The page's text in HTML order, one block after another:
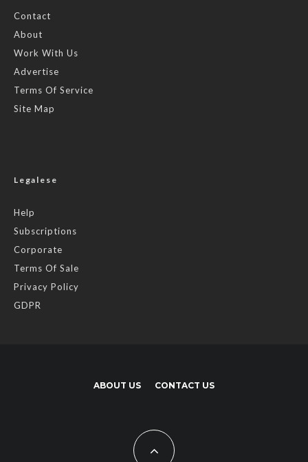
Contact
About
Work With Us
Advertise
Terms Of Service
Site Map
Legalese
Help
Subscriptions
Corporate
Terms Of Sale
Privacy Policy
GDPR
ABOUT US CONTACT US